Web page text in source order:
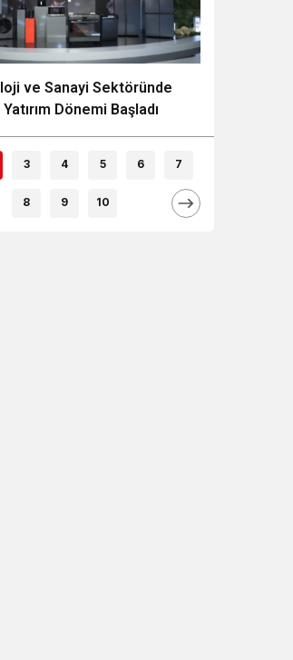
Kurumsal Haberler
Fanstado, Türkiye’nin İlk
Taraftar Tribün Ağını Kuruyor:
3 4 5 6 7
8 9 10